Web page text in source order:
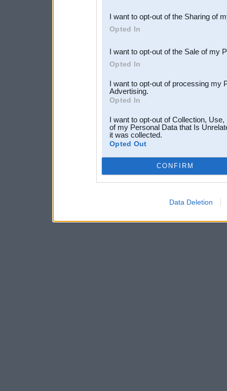
Downstream Participants
third parties.
I want to opt-out of the Sharing of
Opted In
I want to opt-out of the Sale of my
Opted In
I want to opt-out of processing my
Advertising.
Opted In
I want to opt-out of Collection,
of my Personal Data that Is
it was collected.
Opted Out
CONFIRM
Data Deletion